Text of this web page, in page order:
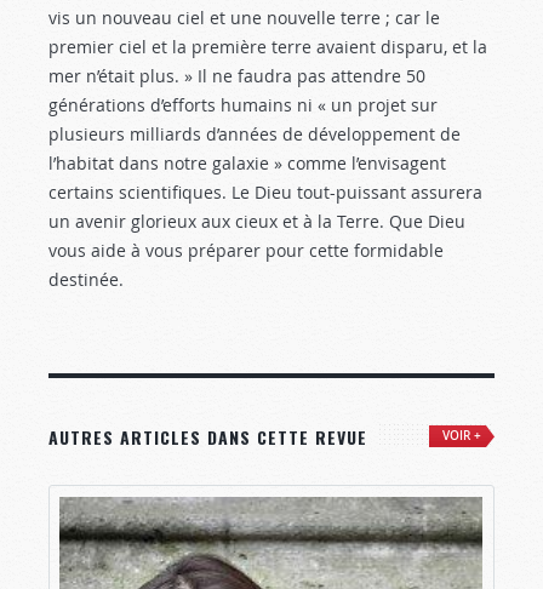
vis un nouveau ciel et une nouvelle terre ; car le
premier ciel et la première terre avaient disparu, et la
mer n’était plus. » Il ne faudra pas attendre 50
générations d’efforts humains ni « un projet sur
plusieurs milliards d’années de développement de
l’habitat dans notre galaxie » comme l’envisagent
certains scientifiques. Le Dieu tout-puissant assurera
un avenir glorieux aux cieux et à la Terre. Que Dieu
vous aide à vous préparer pour cette formidable
destinée.
AUTRES ARTICLES DANS CETTE REVUE VOIR +